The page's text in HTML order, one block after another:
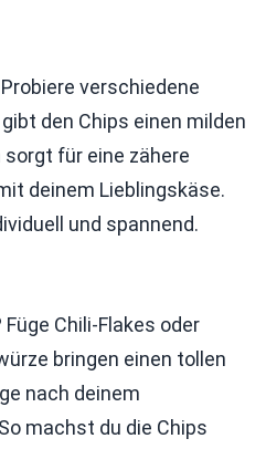
verschiedene
den Chips einen milden
für eine zähere
deinem Lieblingskäse.
und spannend.
Chili-Flakes oder
bringen einen tollen
nach deinem
machst du die Chips